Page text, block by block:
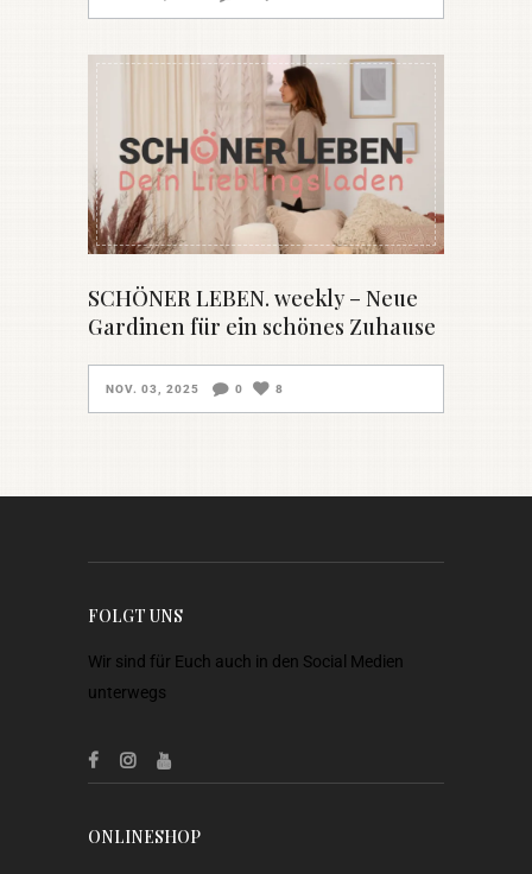
SCHÖNER LEBEN. weekly – Neue
Gardinen für ein schönes Zuhause
NOV. 03, 2025 0 8
FOLGT UNS
Wir sind für Euch auch in den Social Medien
unterwegs
ONLINESHOP